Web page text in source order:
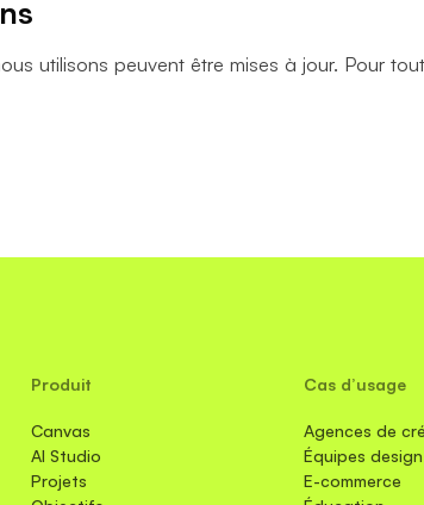
utilisons peuvent être mises à jour. Pour
Produit
Canvas
AI Studio
Projets
Cas d’usage
Agences de
Équipes design
E-commerce